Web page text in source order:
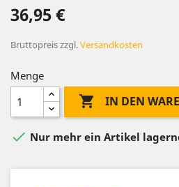
36,95 €
Bruttopreiszzgl.Versandkosten
Menge
 IN DEN
 Nur mehr ein Artikel